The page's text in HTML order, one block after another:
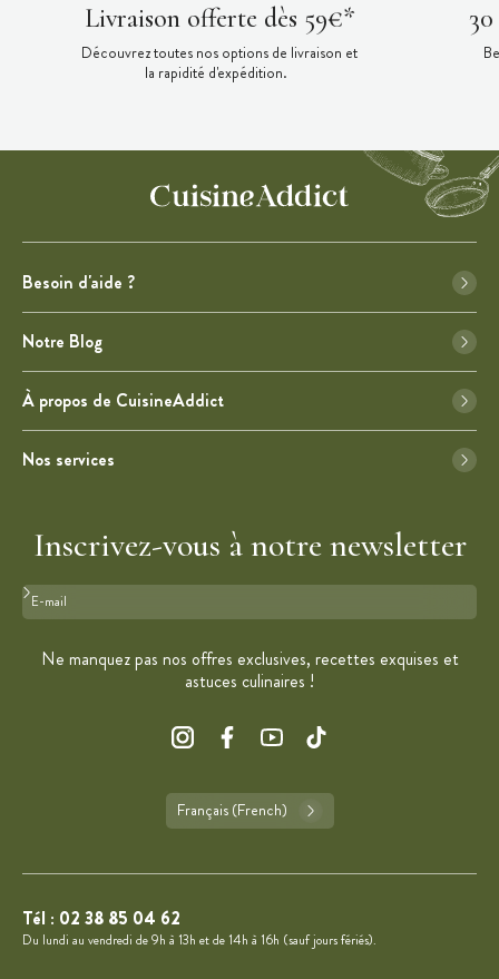
Livraison offerte dès 59€*
Découvrez toutes nos options de livraison et
la rapidité d'expédition.
Besoin d'aide ?
Notre Blog
À propos de CuisineAddict
Nos services
Inscrivez-vous à notre newsletter
Format : adresse@email.com
Ne manquez pas nos offres exclusives, recettes exquises et
astuces culinaires !
Français (French)
Tél : 02 38 85 04 62
Du lundi au vendredi de 9h à 13h et de 14h à 16h (sauf jours fériés).